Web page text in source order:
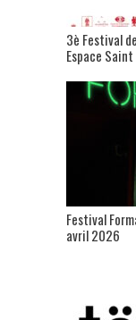
3è Festival
Espace
Festival
avril 2026